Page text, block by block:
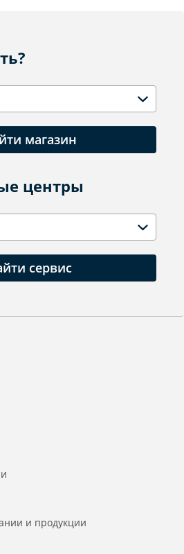
магазин
центры
сервис
и продукции